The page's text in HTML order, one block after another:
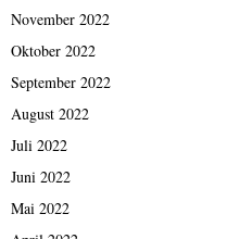
November 2022
Oktober 2022
September 2022
August 2022
Juli 2022
Juni 2022
Mai 2022